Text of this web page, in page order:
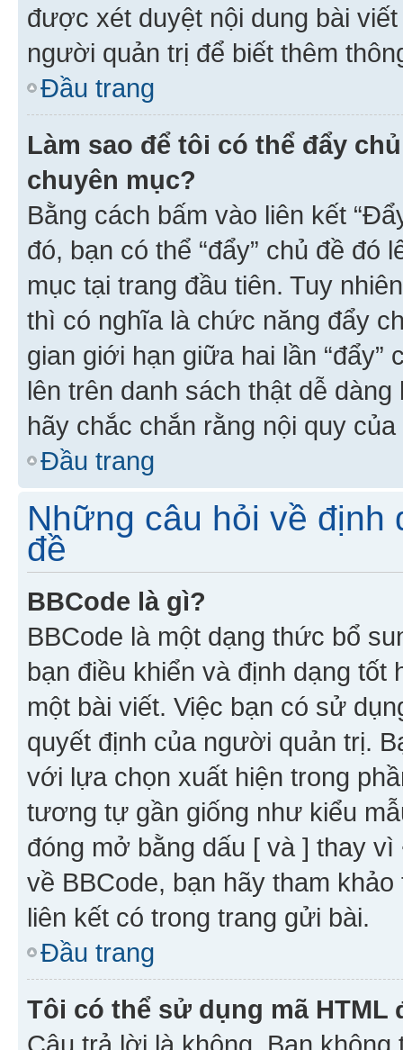
được xét duyệt nội dung bài
người quản trị để biết thêm
Đầu trang
Làm sao để tôi có thể đẩy
chuyên mục?
Bằng cách bấm vào liên kết
đó, bạn có thể “đẩy” chủ đề đó
mục tại trang đầu tiên. Tuy
thì có nghĩa là chức năng đẩy
gian giới hạn giữa hai lần “đẩy”
lên trên danh sách thật dễ
hãy chắc chắn rằng nội quy
Đầu trang
Những câu hỏi về định
đề
BBCode là gì?
BBCode là một dạng thức bổ
bạn điều khiển và định dạng
một bài viết. Việc bạn có sử
quyết định của người quản trị.
với lựa chọn xuất hiện trong
tương tự gần giống như kiểu
đóng mở bằng dấu [ và ] thay
về BBCode, bạn hãy tham
liên kết có trong trang gửi bài.
Đầu trang
Tôi có thể sử dụng mã